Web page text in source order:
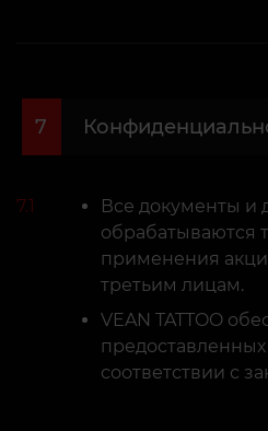
7
7.1
Все документы и
обрабатываются
применения
третьим лицам.
VEAN TATTOO
соответствии с